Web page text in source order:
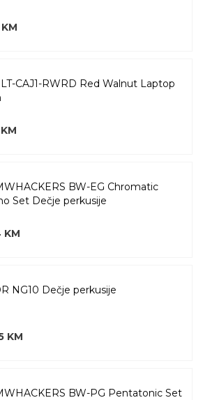
CAJ1-RWRD Red Walnut Laptop
BW-EG Chromatic
Set Dečje perkusije
NG10 Dečje perkusije
KM
BW-PG Pentatonic Set